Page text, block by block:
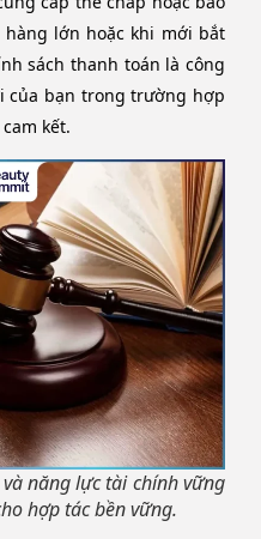
lớn hoặc khi mới bắt
sách thanh toán là công
của bạn trong trường hợp
kết.
năng lực tài chính vững
hợp tác bền vững.